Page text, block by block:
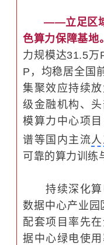
——立足区
色算力保障基地。
力规模达31.5万
P，均稳居全国
集聚效应持续
级金融机构、
模算力中心项
谱等国内主流
可靠的算力训练
持续深化算
数据中心产业
配套项目率先
据中心绿电使